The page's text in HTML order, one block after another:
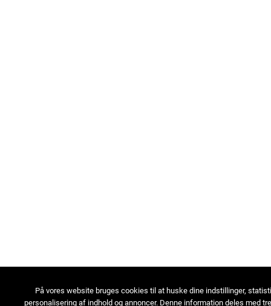
På vores website bruges cookies til at huske dine indstillinger,
personalisering af indhold og annoncer. Denne information deles med